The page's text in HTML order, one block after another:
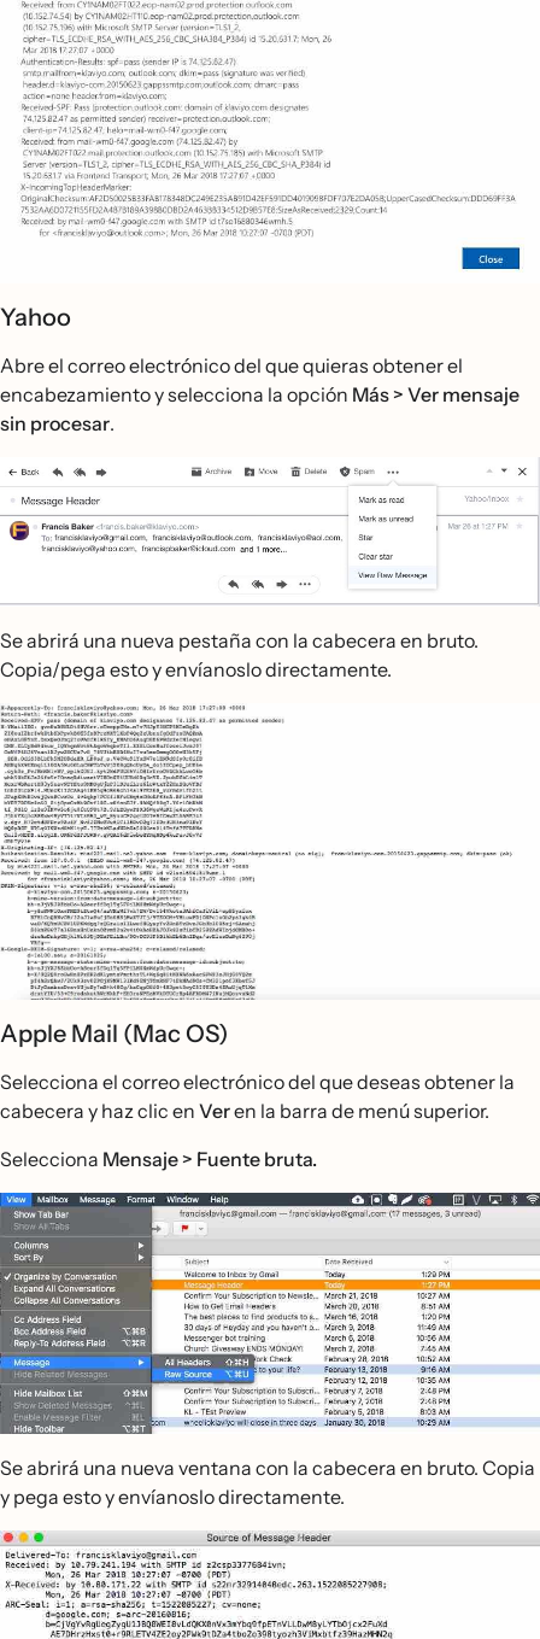
Yahoo
Abre el correo electrónico del que quieras obtener el
encabezamiento y selecciona la opción Más > Ver mensaje
sin procesar.
Se abrirá una nueva pestaña con la cabecera en bruto.
Copia/pega esto y envíanoslo directamente.
Apple Mail (Mac OS)
Selecciona el correo electrónico del que deseas obtener la
cabecera y haz clic en Veren la barra de menú superior.
Selecciona Mensaje > Fuente bruta.
Se abrirá una nueva ventana con la cabecera en bruto. Copia
y pega esto y envíanoslo directamente.